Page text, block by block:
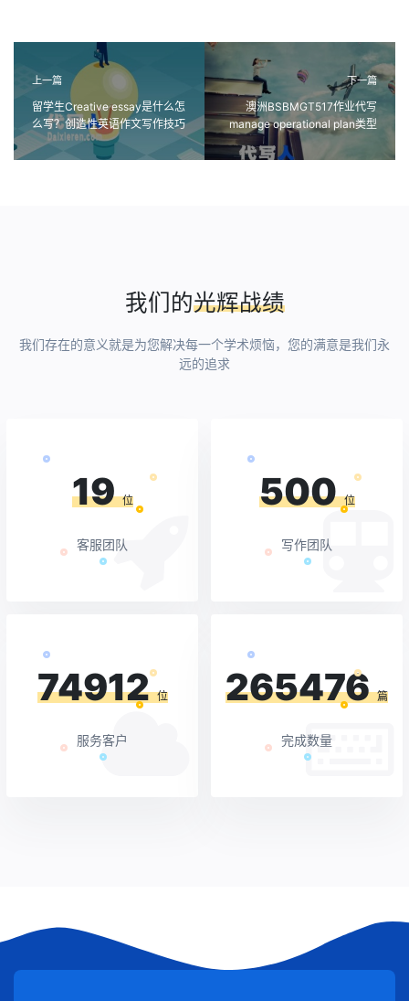
上一篇
留学生Creative essay是什么怎
么写？创造性英语作文写作技巧
下一篇
澳洲BSBMGT517作业代写
manage operational plan类型
我们的光辉战绩
我们存在的意义就是为您解决每一个学术烦恼，您的满意是我们永
远的追求
19 位
客服团队
500 位
写作团队
74912 位
服务客户
265476 篇
完成数量